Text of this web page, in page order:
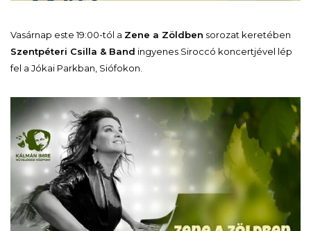
Vasárnap este 19:00-tól a Zene a Zöldben sorozat keretében
Szentpéteri Csilla & Band ingyenes Siroccó koncertjével lép
fel a Jókai Parkban, Siófokon.